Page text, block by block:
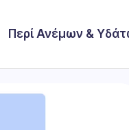
Περί Ανέμων &